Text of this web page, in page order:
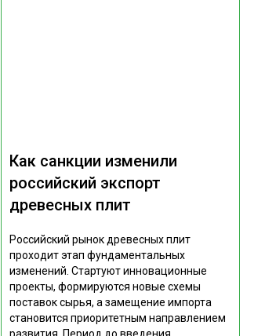
Как санкции изменили
российский экспорт
древесных плит
Российский рынок древесных плит
проходит этап фундаментальных
изменений. Стартуют инновационные
проекты, формируются новые схемы
поставок сырья, а замещение импорта
становится приоритетным направлением